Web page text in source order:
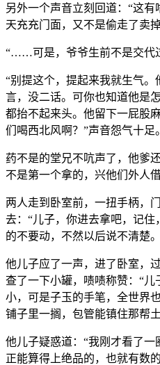
另外一个声音立刻回道：“这
天充充门面，又不是偷走了卖
“……可是，爷爷生前不是交代
“别提这个，提起来我就生气
言，没二话。可你也知道他是
都抬不起来头。他留下一屁股
们喝西北风啊？”声音怨气十足。
药不是的堂兄不吭声了，他爹
不是第一个拿的，兴他们外人
两人走到卧室前，一扭手柄，
去：“儿子，你进去拿吧，记住
的不要动，不然以后说不清楚
他儿子应了一声，进了卧室，
查了一下小罐，啧啧称赞：“
小，可是子玉的手笔，全世界
铺子里一搁，包管能镇住那帮
他儿子疑惑道：“我刚才看了
正能算得上绝品的，也就有数